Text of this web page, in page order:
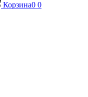
Корзина0 0